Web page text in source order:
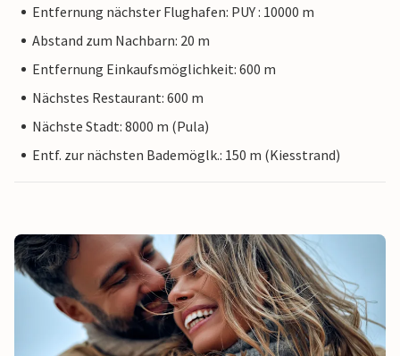
Entfernung nächster Flughafen: PUY : 10000 m
Abstand zum Nachbarn: 20 m
Entfernung Einkaufsmöglichkeit: 600 m
Nächstes Restaurant: 600 m
Nächste Stadt: 8000 m (Pula)
Entf. zur nächsten Bademöglk.: 150 m (Kiesstrand)